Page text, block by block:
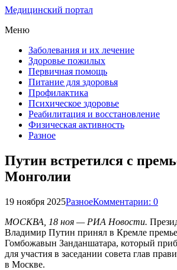
Медицинский портал
Меню
Заболевания и их лечение
Здоровье пожилых
Первичная помощь
Питание для здоровья
Профилактика
Психическое здоровье
Реабилитация и восстановление
Физическая активность
Разное
Путин встретился с
Монголии
19 ноября 2025РазноеКомментарии: 0
МОСКВА, 18 ноя — РИА Новости.
Владимир Путин принял в Кремле
Гомбожавын Занданшатара, который
для участия в заседании совета глав
в Москве.